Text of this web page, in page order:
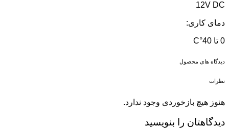
12V DC
دمای کاری:
0 تا 40°C
دیدگاه های محصول
نظرات
هنوز هیچ بازخوردی وجود ندارد.
دیدگاهتان را بنویسید